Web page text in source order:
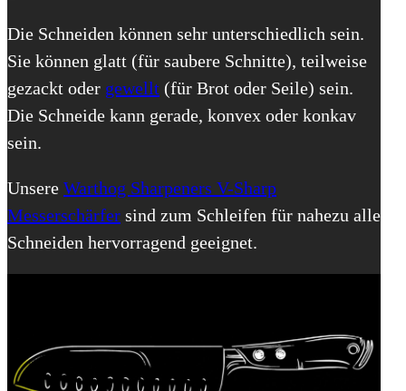
Die Schneiden können sehr unterschiedlich sein.
Sie können glatt (für saubere Schnitte), teilweise
gezackt oder gewellt (für Brot oder Seile) sein.
Die Schneide kann gerade, konvex oder konkav
sein.
Unsere Warthog Sharpeners V-Sharp
Messerschärfer sind zum Schleifen für nahezu alle
Schneiden hervorragend geeignet.